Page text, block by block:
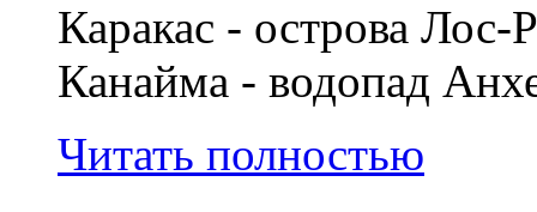
Каракас - острова
Канайма - водопад
Читать полностью